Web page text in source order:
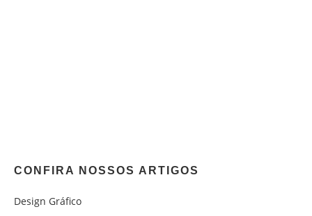
CONFIRA NOSSOS ARTIGOS
Design Gráfico